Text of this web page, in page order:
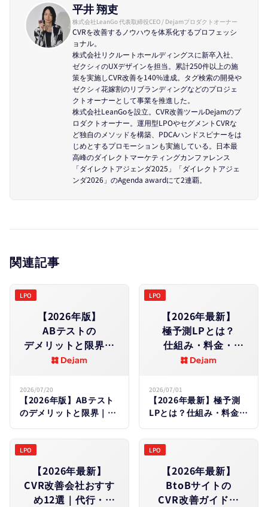
平井 翔吏
株式会社LeanGo 代表取締役CEO / Dejamプロダクトオーナー
CVRを改善するノウハウを体系化するプロフェッシ
ョナル。
株式会社リクルートホールディングスに新卒入社、
ゼクシィのUXデザインを担当。累計250件以上の施
策を実施しCVR改善を140%達成。タグ検索の開発や
ゼクシィ花嫁割のリブランディングなどのプロジェ
クトオーナーとして事業を推進した。
株式会社LeanGoを設立。CVR改善ツールDejamのプ
ロダクトオーナー。運用型LPOやセグメントCVRな
ど独自のメソッドを構築、PDCAハンドスピナーをは
じめとするプロモーションも実施している。日本最
高峰のダイレクトマーケティングカンファレンス
「ダイレクトアジェンダ2025」「ダイレクトアジェ
ンダ2026」のAgenda awardにて2連覇。
関連記事
【2026年版】
ABテストの​
デメリットと​限界​｜
やめと​
失敗原因を​徹底解説
LPO
2026/07/20
【2026年版】ABテスト
のデメリットと限界｜や
【2026年最新】
極予測LPとは？​
仕組み・料金・
効果を​徹底解説｜
LeanGoコンサルと
の​違いも​比較
LPO
2026/07/01
【2026年最新】極予測
LPとは？仕組み・料金・
ルとの違いも比較
【2026年最新】
CVR改善会社おすす
め12選｜代行・
LPO
【2026年最新】
BtoBサイトの​
CVR改善ガイド｜
LPO